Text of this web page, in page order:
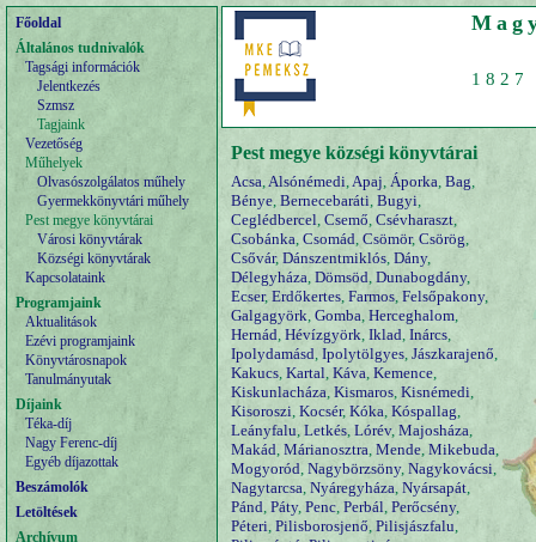
Főoldal
Általános tudnivalók
Tagsági információk
Jelentkezés
Szmsz
Tagjaink
Vezetőség
Műhelyek
Olvasószolgálatos műhely
Gyermekkönyvtári műhely
Pest megye könyvtárai
Városi könyvtárak
Községi könyvtárak
Kapcsolataink
Programjaink
Aktualitások
Ezévi programjaink
Könyvtárosnapok
Tanulmányutak
Díjaink
Téka-díj
Nagy Ferenc-díj
Egyéb díjazottak
Beszámolók
Letöltések
Archívum
Pest megye községi könyvtárai
Acsa,Alsónémedi,Apaj, Áporka, Bag,
Bénye, Bernecebaráti, Bugyi,
Ceglédbercel, Csemő, Csévharaszt,
Csobánka, Csomád, Csömör, Csörög,
Csővár, Dánszentmiklós, Dány,
Délegyháza, Dömsöd, Dunabogdány,
Ecser, Erdőkertes, Farmos, Felsőpakony,
Galgagyörk, Gomba, Herceghalom,
Hernád, Hévízgyörk, Iklad, Inárcs,
Ipolydamásd, Ipolytölgyes, Jászkarajenő,
Kakucs, Kartal, Káva, Kemence,
Kiskunlacháza, Kismaros, Kisnémedi,
Kisoroszi, Kocsér, Kóka, Kóspallag,
Leányfalu, Letkés, Lórév, Majosháza,
Makád, Márianosztra, Mende, Mikebuda,
Mogyoród, Nagybörzsöny, Nagykovácsi,
Nagytarcsa, Nyáregyháza, Nyársapát,
Pánd, Páty, Penc, Perbál, Perőcsény,
Péteri, Pilisborosjenő, Pilisjászfalu,